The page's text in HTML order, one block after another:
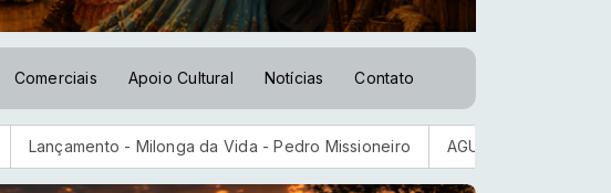
Comerciais Apoio Cultural Notícias Contato
- Milonga da Vida - Pedro Missioneiro AGU quer suspender a plataforma